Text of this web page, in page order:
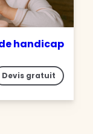
handicap
Devis gratuit